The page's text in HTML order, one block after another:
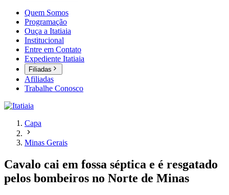
Quem Somos
Programação
Ouça a Itatiaia
Institucional
Entre em Contato
Expediente Itatiaia
Filiadas
Afiliadas
Trabalhe Conosco
Capa
Minas Gerais
Cavalo cai em fossa séptica e é resgatado
pelos bombeiros no Norte de Minas